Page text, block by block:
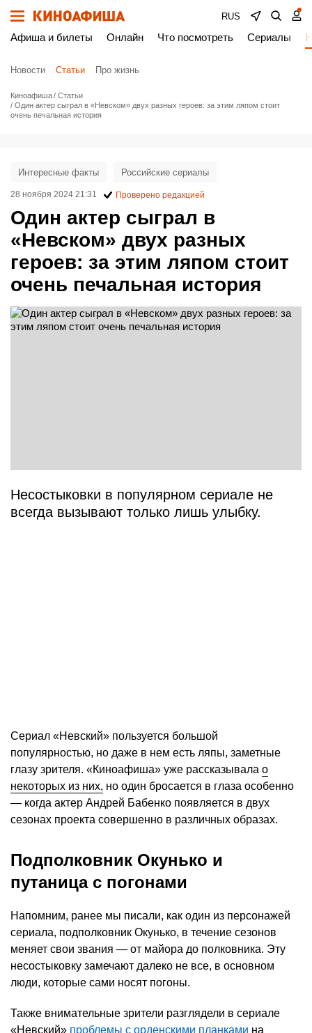
RUS
Афиша и билеты Онлайн Что посмотреть Сериалы
Новости Статьи Про жизнь
Киноафиша
Статьи
Один актер сыграл в «Невском» двух разных героев: за этим ляпом стоит
очень печальная история
Один актер сыграл в
«Невском» двух разных
героев: за этим ляпом стоит
очень печальная история
Интересные факты Российские сериалы
28 ноября 2024 21:31 Проверено редакцией
Несостыковки в популярном сериале не
всегда вызывают только лишь улыбку.
Сериал «Невский» пользуется большой
популярностью, но даже в нем есть ляпы, заметные
глазу зрителя. «Киноафиша» уже рассказывала о
некоторых из них, но один бросается в глаза особенно
— когда актер Андрей Бабенко появляется в двух
сезонах проекта совершенно в различных образах.
Подполковник Окунько и
путаница с погонами
Напомним, ранее мы писали, как один из персонажей
сериала, подполковник Окунько, в течение сезонов
меняет свои звания — от майора до полковника. Эту
несостыковку замечают далеко не все, в основном
люди, которые сами носят погоны.
Также внимательные зрители разглядели в сериале
«Невский» проблемы с орденскими планками на